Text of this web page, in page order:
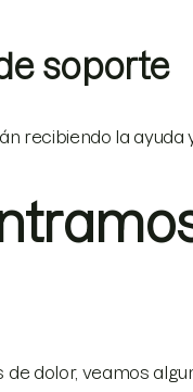
soporte
recibiendo la ayuda
dolor, veamos